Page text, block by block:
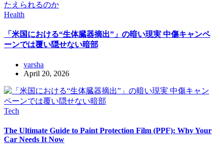
Health
「米国における“生体臓器摘出”」の暗い現実 中傷キャンペ
ーンでは覆い隠せない暗部
varsha
April 20, 2026
Tech
The Ultimate Guide to Paint Protection Film (PPF): Why Your
Car Needs It Now